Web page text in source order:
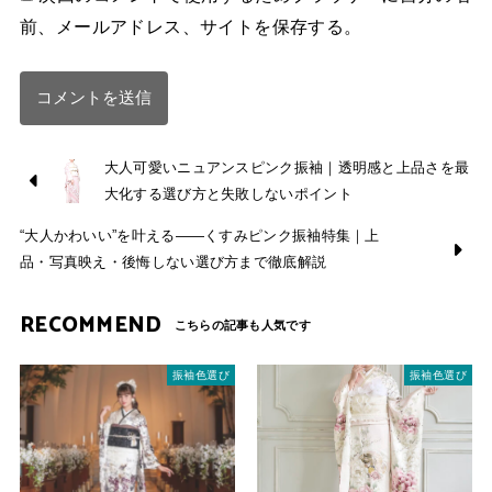
前、メールアドレス、サイトを保存する。
大人可愛いニュアンスピンク振袖｜透明感と上品さを最
大化する選び方と失敗しないポイント
“大人かわいい”を叶える——くすみピンク振袖特集｜上
品・写真映え・後悔しない選び方まで徹底解説
RECOMMEND
振袖色選び 振袖色選び